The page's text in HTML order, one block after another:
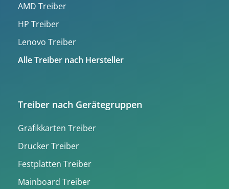
AMD Treiber
HP Treiber
Lenovo Treiber
Alle Treiber nach Hersteller
Treiber nach Gerätegruppen
Grafikkarten Treiber
Drucker Treiber
Festplatten Treiber
Mainboard Treiber